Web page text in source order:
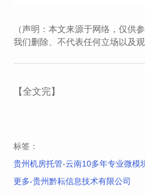
（声明：本文来源于网络，仅供
我们删除、不代表任何立场以及观
【全文完】
标签：
贵州机房托管-云南10多年专业微模
更多-贵州黔耘信息技术有限公司